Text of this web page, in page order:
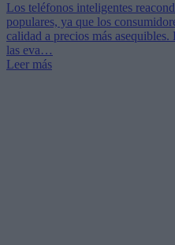
Los teléfonos inteligentes
populares, ya que los
calidad a precios más
las eva…
Leer más